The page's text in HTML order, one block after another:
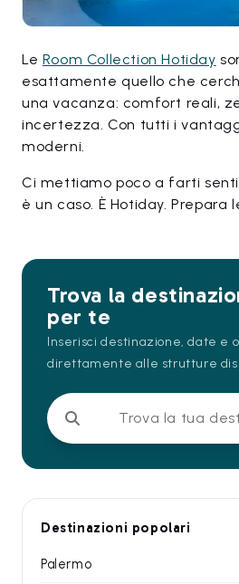
Le Room Collection Hotiday
esattamente quello che
una vacanza: comfort reali,
incertezza. Con tutti i
moderni.
Ci mettiamo poco a farti
è un caso. È Hotiday. Prepara
Trova la
per te
Inserisci destinazione, date e
direttamente alle strutture
Trova la tua
Destinazioni popolari
Palermo